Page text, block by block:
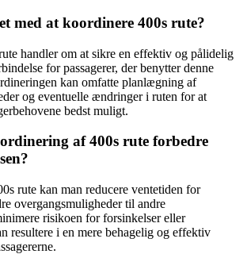
med at koordinere 400s rute?
handler om at sikre en effektiv og pålidelig
for passagerer, der benytter denne
kan omfatte planlægning af
og eventuelle ændringer i ruten for at
bedst muligt.
af 400s rute forbedre
rute kan man reducere ventetiden for
overgangsmuligheder til andre
risikoen for forsinkelser eller
resultere i en mere behagelig og effektiv